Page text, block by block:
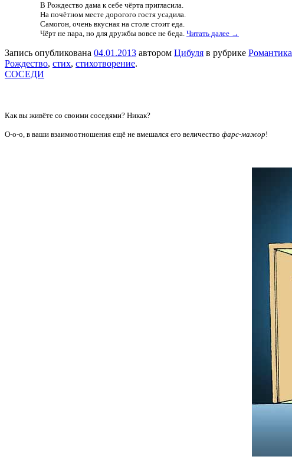
В Рождество дама к себе чёрта пригласила.
На почётном месте дорогого гостя усадила.
Самогон, очень вкусная на столе стоит еда.
Чёрт не пара, но для дружбы вовсе не беда. Читать далее →
Запись опубликована 04.01.2013 автором Цибуля в рубрике Романтика
Рождество, стих, стихотворение.
СОСЕДИ
Как вы живёте со своими соседями? Никак?
О-о-о, в ваши взаимоотношения ещё не вмешался его величество фарс-мажор!